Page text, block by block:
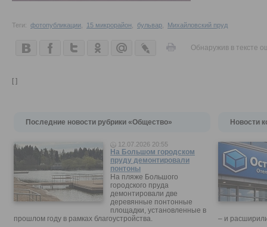
Теги: фотопубликации 15 микрорайон бульвар Михайловский пруд
Обнаружив в тексте
[ ]
Последние новости рубрики «Общество»
12.07.2026 20:55
На Большом городском
пруду демонтировали
понтоны
На пляже Большого
городского пруда
демонтировали две
деревянные понтонные
площадки, установленные в
прошлом году в рамках благоустройства.
Новости
– и